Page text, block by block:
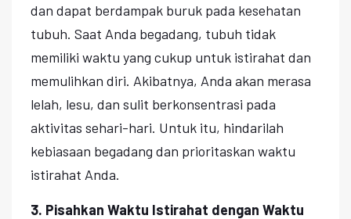
dan dapat berdampak buruk pada kesehatan
tubuh. Saat Anda begadang, tubuh tidak
memiliki waktu yang cukup untuk istirahat dan
memulihkan diri. Akibatnya, Anda akan merasa
lelah, lesu, dan sulit berkonsentrasi pada
aktivitas sehari-hari. Untuk itu, hindarilah
kebiasaan begadang dan prioritaskan waktu
istirahat Anda.
3. Pisahkan Waktu Istirahat dengan Waktu